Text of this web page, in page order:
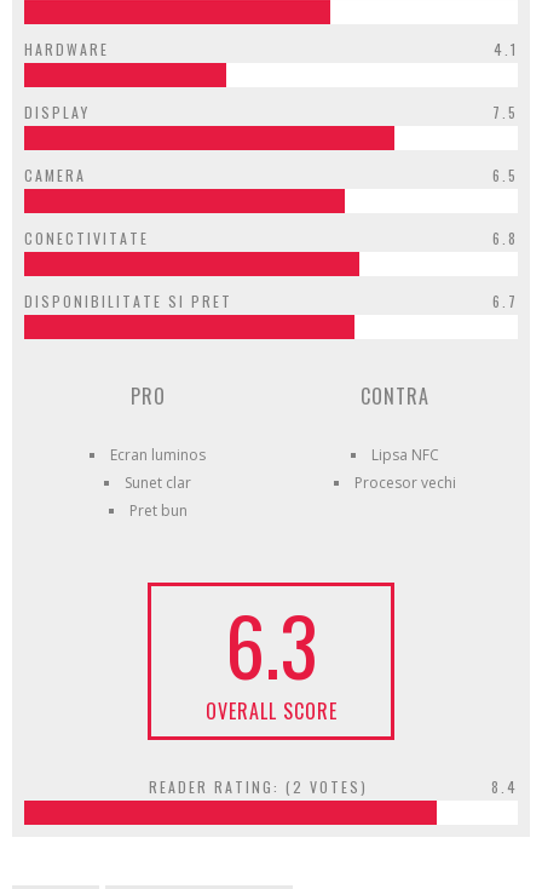
HARDWARE 4.1
DISPLAY 7.5
CAMERA 6.5
CONECTIVITATE 6.8
DISPONIBILITATE SI PRET 6.7
PRO
Ecran luminos
Sunet clar
Pret bun
CONTRA
Lipsa NFC
Procesor vechi
6.3
OVERALL SCORE
READER RATING: ( 2 VOTES) 8.4